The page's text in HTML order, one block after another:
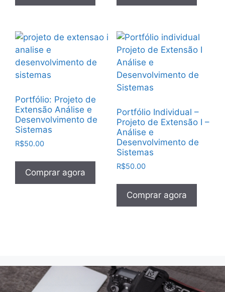
Portfólio: Projeto de
Extensão Análise e
Desenvolvimento de
Sistemas
R$50.00
Comprar agora
Portfólio Individual –
Projeto de Extensão I –
Análise e
Desenvolvimento de
Sistemas
R$50.00
Comprar agora